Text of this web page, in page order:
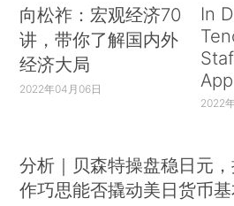
向松祚：宏观经济70
讲，带你了解国内外
经济大局
2022年04月06日
In
2022
分析｜贝森特操盘稳日元
作巧思能否撬动美日货币